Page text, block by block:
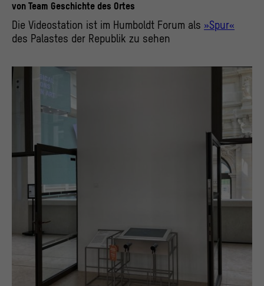
von Team Geschichte des Ortes
Die Videostation ist im Humboldt Forum als »Spur«
des Palastes der Republik zu sehen